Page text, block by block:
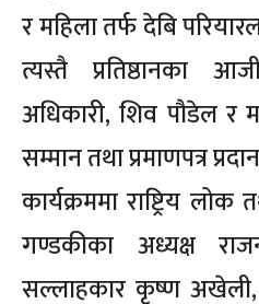
र महिला तर्फ देबि
त्यस्तै प्रतिष्ठानका
अधिकारी, शिव पौडेल र
सम्मान तथा प्रमाणपत्र
कार्यक्रममा राष्ट्रिय लोक
गण्डकीका अध्यक्ष
सल्लाहकार कृष्ण अखेली,